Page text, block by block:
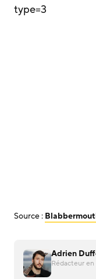
type=3
Source :
Adrien
Rédacteur